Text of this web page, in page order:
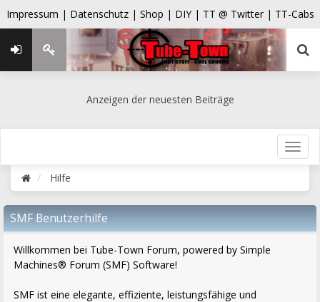
Impressum | Datenschutz | Shop | DIY | TT @ Twitter | TT-Cabs
Anzeigen der neuesten Beiträge
Hilfe
SMF Benutzerhilfe
Willkommen bei Tube-Town Forum, powered by Simple
Machines® Forum (SMF) Software!
SMF ist eine elegante, effiziente, leistungsfähige und